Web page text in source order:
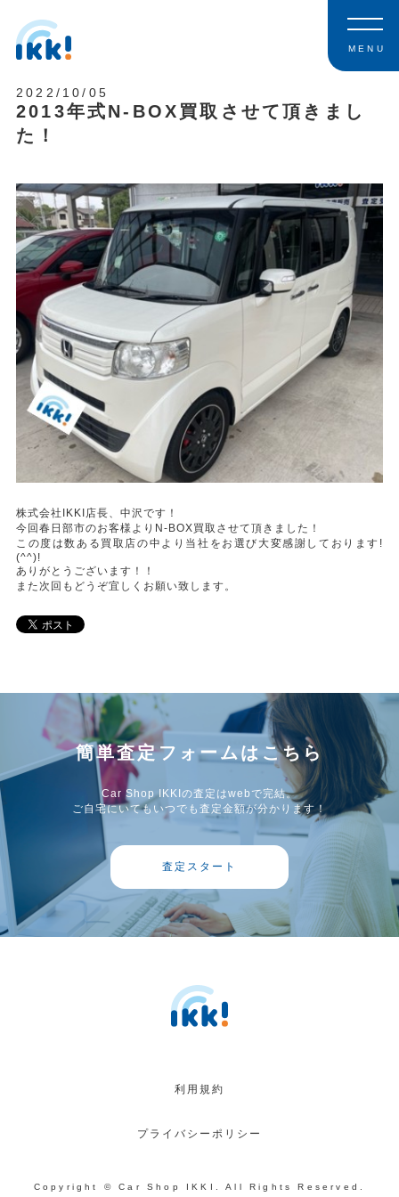
MENU
2022/10/05
2013年式N-BOX買取させて頂きまし
た！
株式会社IKKI店長、中沢です！
今回春日部市のお客様よりN-BOX買取させて頂きました！
この度は数ある買取店の中より当社をお選び大変感謝しております!
(^^)!
ありがとうございます！！
また次回もどうぞ宜しくお願い致します。
簡単査定フォームはこちら
Car Shop IKKIの査定はwebで完結。
ご自宅にいてもいつでも査定金額が分かります！
査定スタート
利用規約
プライバシーポリシー
Copyright © Car Shop IKKI. All Rights Reserved.